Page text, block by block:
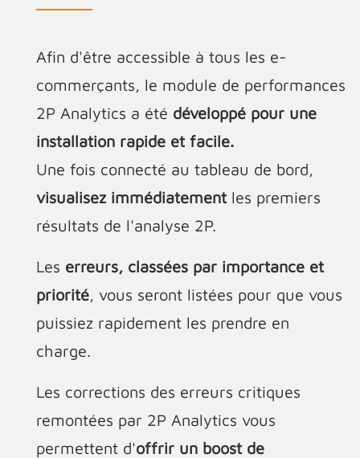
Afin d'être accessible à tous les e-
commerçants, le module de performances
2P Analytics a été développé pour une
installation rapide et facile.
Une fois connecté au tableau de bord,
visualisez immédiatement les premiers
résultats de l'analyse 2P.
Les erreurs, classées par importance et
priorité, vous seront listées pour que vous
puissiez rapidement les prendre en
charge.
Les corrections des erreurs critiques
remontées par 2P Analytics vous
permettent d'offrir un boost de